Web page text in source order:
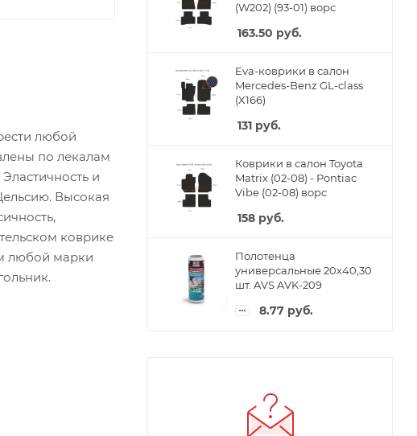
любой
по лекалам
и
Высокая
коврике
любой марки
(W202) (93-01) ворс
163.50 руб.
Eva-коврики в салон
Mercedes-Benz GL-class
(X166)
131 руб.
Коврики в салон Toyota
Matrix (02-08) - Pontiac
Vibe (02-08) ворс
158 руб.
Полотенца
универсальные 20х40,30
шт. AVS AVK-209
8.77 руб.